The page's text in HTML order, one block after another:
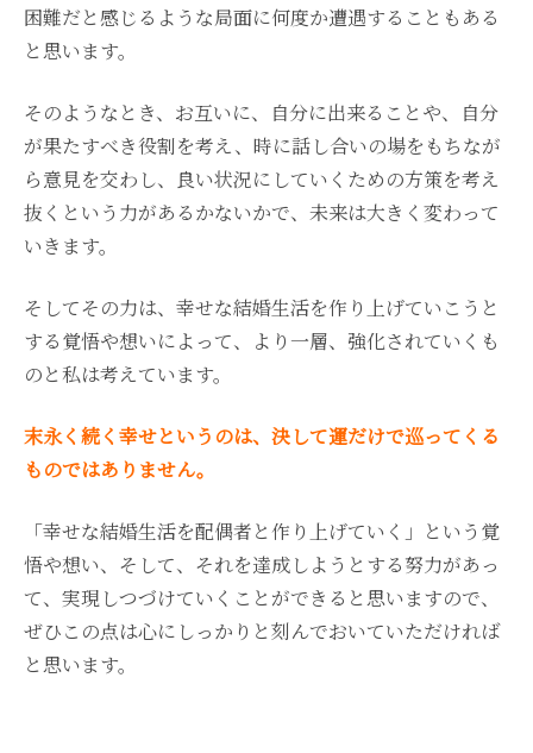
困難だと感じるような局面に何度か遭遇することもある
と思います。
そのようなとき、お互いに、自分に出来ることや、自分
が果たすべき役割を考え、時に話し合いの場をもちなが
ら意見を交わし、良い状況にしていくための方策を考え
抜くという力があるかないかで、未来は大きく変わって
いきます。
そしてその力は、幸せな結婚生活を作り上げていこうと
する覚悟や想いによって、より一層、強化されていくも
のと私は考えています。
末永く続く幸せというのは、決して運だけで巡ってくる
ものではありません。
「幸せな結婚生活を配偶者と作り上げていく」という覚
悟や想い、そして、それを達成しようとする努力があっ
て、実現しつづけていくことができると思いますので、
ぜひこの点は心にしっかりと刻んでおいていただければ
と思います。